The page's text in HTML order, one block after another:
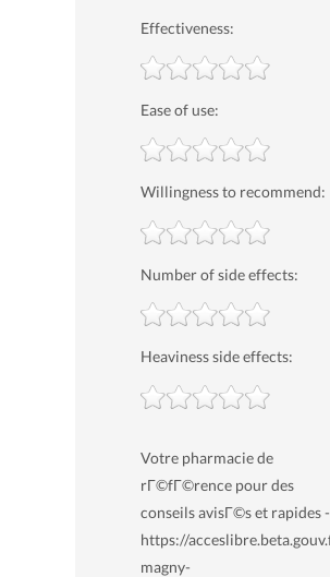
Effectiveness:
Ease of use:
Willingness to recommend:
Number of side effects:
Heaviness side effects:
Votre pharmacie de
rГ©fГ©rence pour des
conseils avisГ©s et rapides -
https://
magny-